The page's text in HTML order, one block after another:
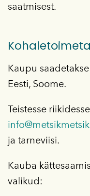
saatmisest.
Kaupu
Eesti, Soome.
Teistesse
ja tarneviisi.
Kauba
valikud: